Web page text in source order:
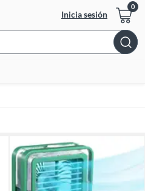
Inicia sesión
Bar